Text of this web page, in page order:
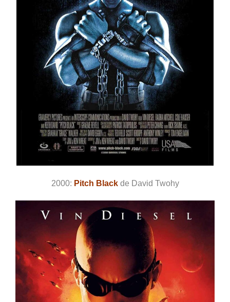
2000: Pitch Black de David Twohy